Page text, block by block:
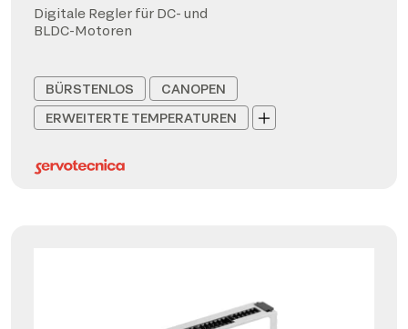
Digitale Regler für DC- und
BLDC-Motoren
BÜRSTENLOS
CANOPEN
ERWEITERTE TEMPERATUREN